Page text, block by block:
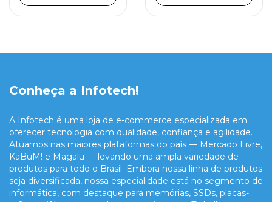
Conheça a Infotech!
A Infotech é uma loja de e-commerce especializada em
oferecer tecnologia com qualidade, confiança e agilidade.
Atuamos nas maiores plataformas do país — Mercado Livre,
KaBuM! e Magalu — levando uma ampla variedade de
produtos para todo o Brasil. Embora nossa linha de produtos
seja diversificada, nossa especialidade está no segmento de
informática, com destaque para memórias, SSDs, placas-